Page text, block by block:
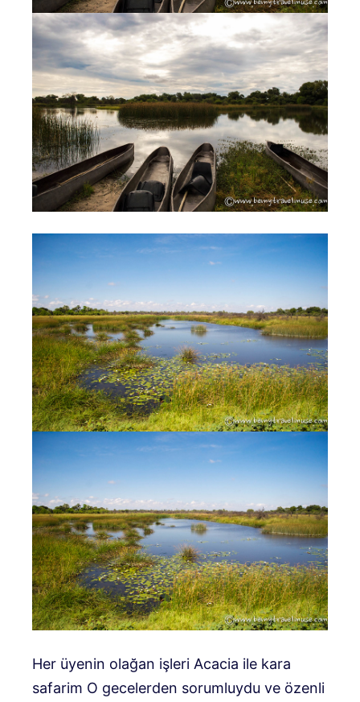
Her üyenin olağan işleri Acacia ile kara
safarim O gecelerden sorumluydu ve özenli